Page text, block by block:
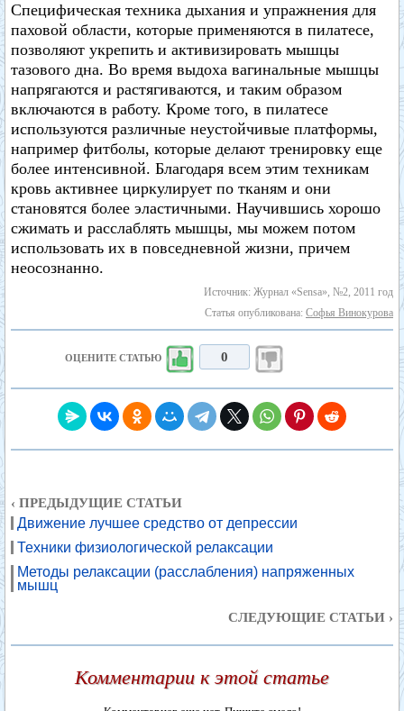
Специфическая техника дыхания и упражнения для
паховой области, которые применяются в пилатесе,
позволяют укрепить и активизировать мышцы
тазового дна. Во время выдоха вагинальные мышцы
напрягаются и растягиваются, и таким образом
включаются в работу. Кроме того, в пилатесе
используются различные неустойчивые платформы,
например фитболы, которые делают тренировку еще
более интенсивной. Благодаря всем этим техникам
кровь активнее циркулирует по тканям и они
становятся более эластичными. Научившись хорошо
сжимать и расслаблять мышцы, мы можем потом
использовать их в повседневной жизни, причем
неосознанно.
Источник: Журнал «Sensa», №2, 2011 год
Статья опубликована: Софья Винокурова
ОЦЕНИТЕ СТАТЬЮ 0
‹ ПРЕДЫДУЩИЕ СТАТЬИ
Движение лучшее средство от депрессии
Техники физиологической релаксации
Методы релаксации (расслабления) напряженных
мышц
СЛЕДУЮЩИЕ СТАТЬИ ›
Комментарии к этой статье